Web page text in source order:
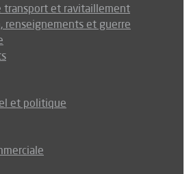
transport et ravitaillement
renseignements et guerre
et politique